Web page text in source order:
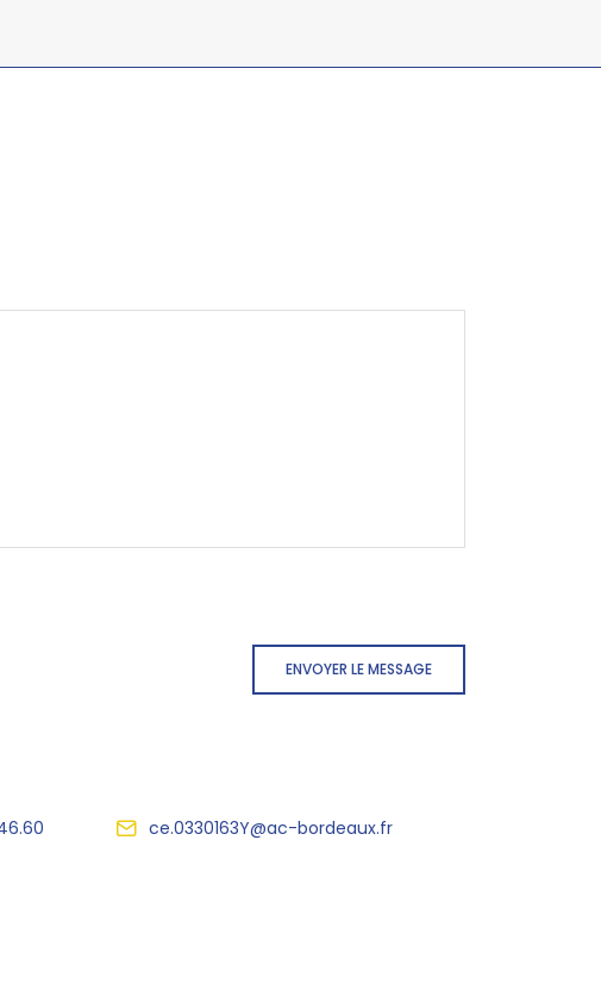
ENVOYER LE MESSAGE
ce.0330163Y@ac-bordeaux.fr